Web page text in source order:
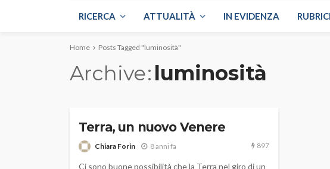
RICERCA ATTUALITÀ IN EVIDENZA
Home Posts Tagged "luminosità"
Archive luminosità
Terra, un nuovo Venere
Chiara Forin 8 anni fa 897
Ci sono buone possibilità che la Terra nel giro di un